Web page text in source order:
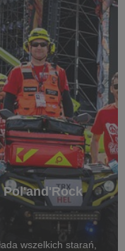
Pol'and'Rock
wszelkich starań,